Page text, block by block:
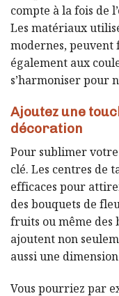
compte à la fois de
Les matériaux
modernes, peuvent
également aux
s’harmoniser pour
Ajoutez une
décoration
Pour sublimer
clé. Les centres de
efficaces pour
des bouquets de
fruits ou même des
ajoutent non
aussi une
Vous pourriez par